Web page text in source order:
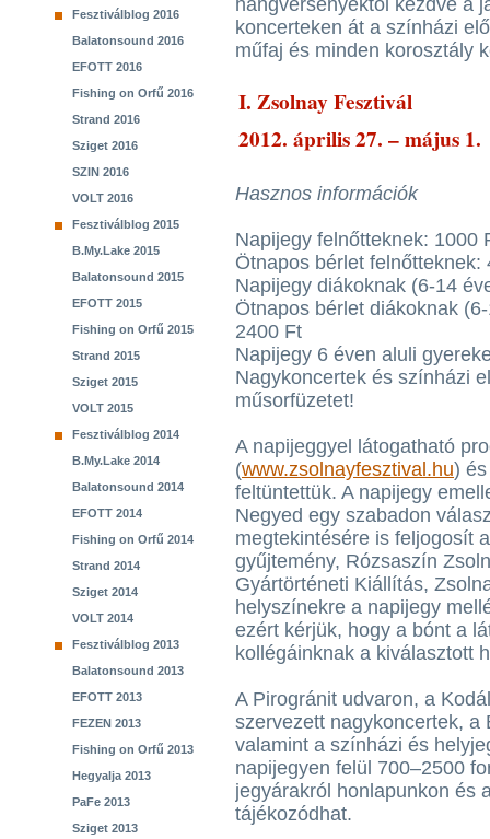
Fesztiválblog 2016
Balatonsound 2016
EFOTT 2016
Fishing on Orfű 2016
Strand 2016
Sziget 2016
SZIN 2016
VOLT 2016
Fesztiválblog 2015
B.My.Lake 2015
Balatonsound 2015
EFOTT 2015
Fishing on Orfű 2015
Strand 2015
Sziget 2015
VOLT 2015
Fesztiválblog 2014
B.My.Lake 2014
Balatonsound 2014
EFOTT 2014
Fishing on Orfű 2014
Strand 2014
Sziget 2014
VOLT 2014
Fesztiválblog 2013
Balatonsound 2013
EFOTT 2013
FEZEN 2013
Fishing on Orfű 2013
Hegyalja 2013
PaFe 2013
Sziget 2013
hangversenyektől kezdve a
koncerteken át a színházi
műfaj és minden korosztály
I. Zsolnay Fesztivál
2012. április 27. – május 1.
Hasznos információk
Napijegy felnőtteknek: 1000
Ötnapos bérlet felnőtteknek:
Napijegy diákoknak (6-14
Ötnapos bérlet diákoknak
2400 Ft
Napijegy 6 éven aluli
Nagykoncertek és színházi
műsorfüzetet!
A napijeggyel látogatható
(www.zsolnayfesztival.hu)
feltüntettük. A napijegy
Negyed egy szabadon
megtekintésére is feljogosít
gyűjtemény, Rózsaszín
Gyártörténeti Kiállítás,
helyszínekre a napijegy
ezért kérjük, hogy a bónt a
kollégáinknak a kiválasztott
A Pirogránit udvaron, a
szervezett nagykoncertek,
valamint a színházi és
napijegyen felül 700–2500
jegyárakról honlapunkon és
tájékozódhat.